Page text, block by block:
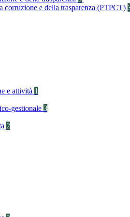
corruzione e della trasparenza (PTPCT)
e attività 1
gestionale 3
2